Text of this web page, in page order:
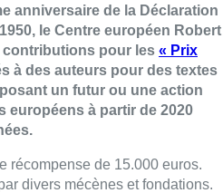
anniversaire de la Déclaration
le Centre européen Robert
contributions pour les « Prix
à des auteurs pour des textes
un futur ou une action
européens à partir de 2020
récompense de 15.000 euros.
divers mécènes et fondations.